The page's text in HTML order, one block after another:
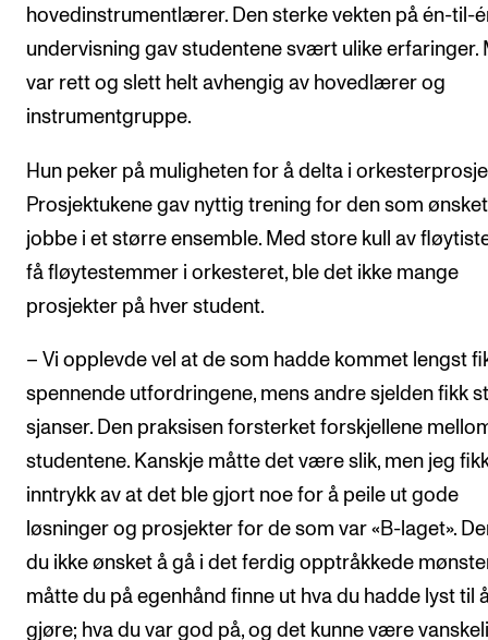
hovedinstrumentlærer. Den sterke vekten på én-til-
undervisning gav studentene svært ulike erfaringer.
var rett og slett helt avhengig av hovedlærer og
instrumentgruppe.
Hun peker på muligheten for å delta i
Prosjektukene gav nyttig trening for den som
jobbe i et større ensemble. Med store kull av
få fløytestemmer i orkesteret, ble det ikke mange
prosjekter på hver student.
– Vi opplevde vel at de som hadde kommet lengst
spennende utfordringene, mens andre sjelden fikk
sjanser. Den praksisen forsterket forskjellene
studentene. Kanskje måtte det være slik, men jeg
inntrykk av at det ble gjort noe for å peile ut gode
løsninger og prosjekter for de som var «B-laget».
du ikke ønsket å gå i det ferdig opptråkkede
måtte du på egenhånd finne ut hva du hadde lyst til
gjøre; hva du var god på, og det kunne være